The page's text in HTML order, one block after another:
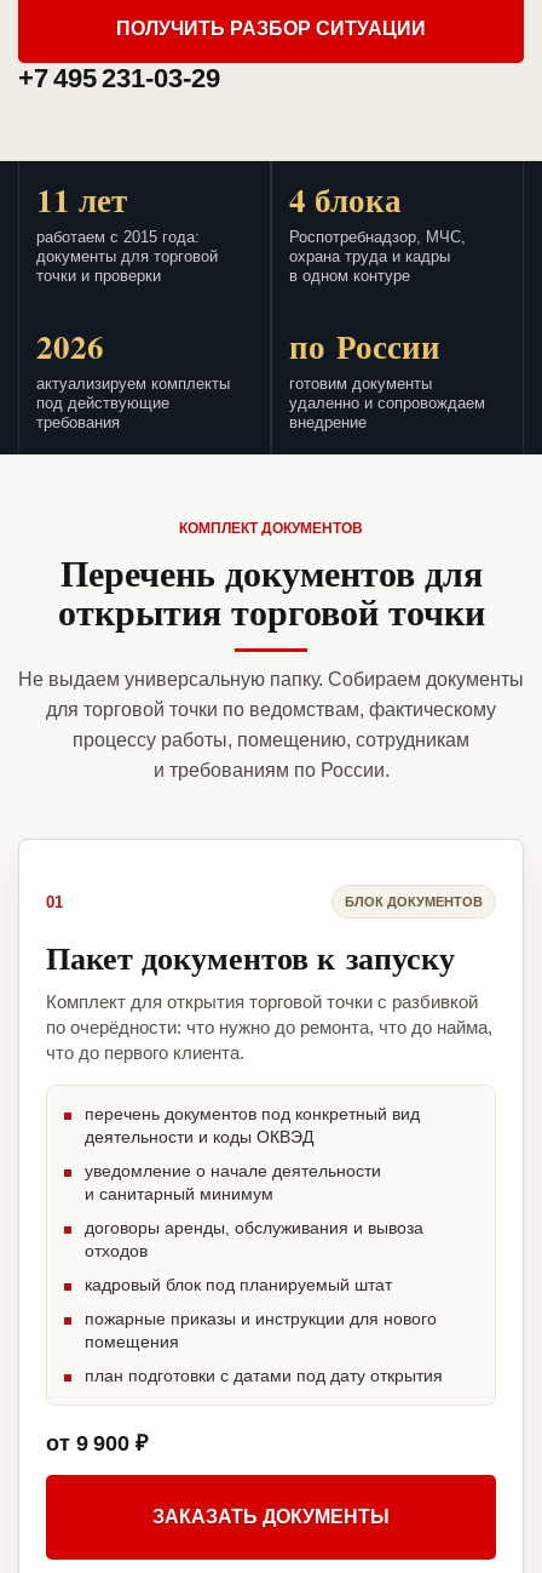
ПОЛУЧИТЬ РАЗБОР СИТУАЦИИ
+7 495 231-03-29
11 лет
работаем с 2015 года:
документы для торговой
точки и проверки
4 блока
Роспотребнадзор, МЧС,
охрана труда и кадры
в одном контуре
2026
актуализируем комплекты
под действующие
требования
по России
готовим документы
удаленно и сопровождаем
внедрение
КОМПЛЕКТ ДОКУМЕНТОВ
Перечень документов для
открытия торговой точки
Не выдаем универсальную папку. Собираем документы
для торговой точки по ведомствам, фактическому
процессу работы, помещению, сотрудникам
и требованиям по России.
01 БЛОК ДОКУМЕНТОВ
Пакет документов к запуску
Комплект для открытия торговой точки с разбивкой
по очерёдности: что нужно до ремонта, что до найма,
что до первого клиента.
перечень документов под конкретный вид
деятельности и коды ОКВЭД
уведомление о начале деятельности
и санитарный минимум
договоры аренды, обслуживания и вывоза
отходов
кадровый блок под планируемый штат
пожарные приказы и инструкции для нового
помещения
план подготовки с датами под дату открытия
от 9 900 ₽
ЗАКАЗАТЬ ДОКУМЕНТЫ